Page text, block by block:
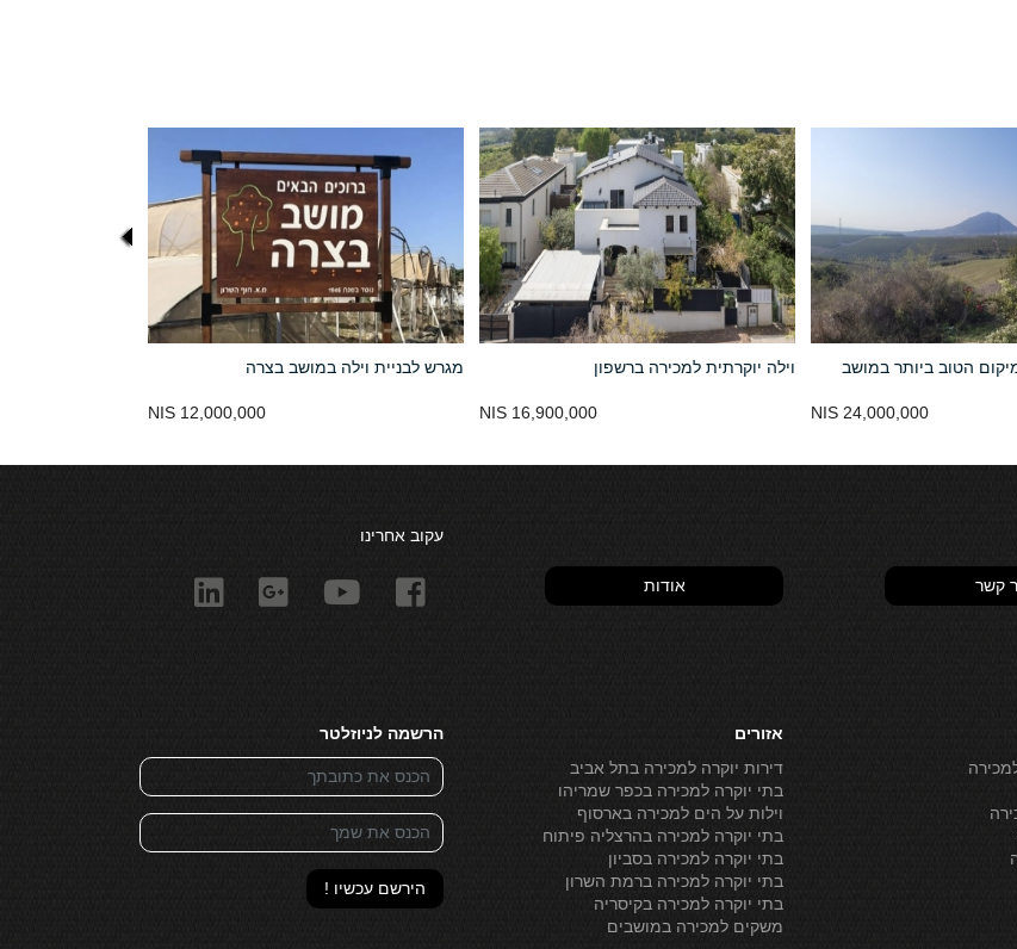
מגרש לבניית וילה במושב בצרה
12,000,000 NIS
וילה יוקרתית למכירה ברשפון
16,900,000 NIS
הטוב ביותר במושב
24,000,000 NIS
קשר אודות
עקוב אחרינו
אזורים
דירות יוקרה למכירה בתל אביב
בתי יוקרה למכירה בכפר שמריהו
וילות על הים למכירה בארסוף
בתי יוקרה למכירה בהרצליה פיתוח
בתי יוקרה למכירה בסביון
בתי יוקרה למכירה ברמת השרון
בתי יוקרה למכירה בקיסריה
משקים למכירה במושבים
הרשמה לניוזלטר
הירשם עכשיו !